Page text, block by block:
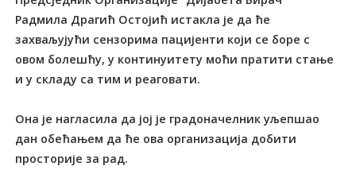
Радмила Драгић Остојић истакла је да ће
захваљујући сензорима пацијенти који се боре с
овом болешћу, у континуитету моћи пратити стање
и у складу са тим и реаговати.
Она је нагласила да јој је градоначелник уљепшао
дан обећањем да ће ова организација добити
просторије за рад.